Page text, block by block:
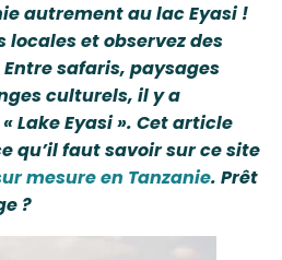
autrement au lac Eyasi !
locales et observez des
safaris, paysages
culturels, il y a
Lake Eyasi ». Cet article
qu’il faut savoir sur ce site
mesure en Tanzanie. Prêt
?